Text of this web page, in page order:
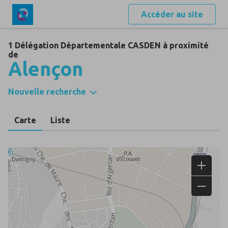
Accéder au site
1 Délégation Départementale CASDEN à proximité
de
Alençon
Nouvelle recherche
Carte Liste